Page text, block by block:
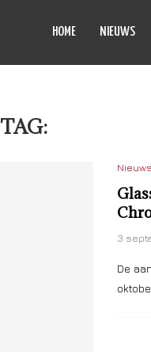
HOME NIEUWS
TAG:
Nieuws
3
De